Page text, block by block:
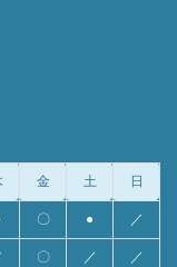
金 土 日
〇 ● ／
〇 ／ ／